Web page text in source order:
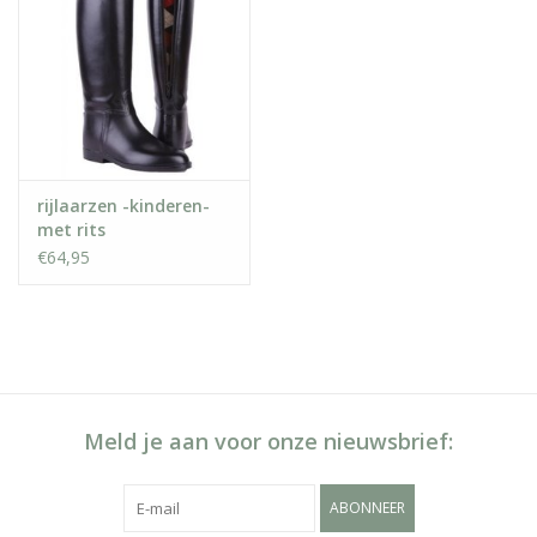
rijlaarzen -kinderen-
met rits
€64,95
Meld je aan voor onze nieuwsbrief:
ABONNEER